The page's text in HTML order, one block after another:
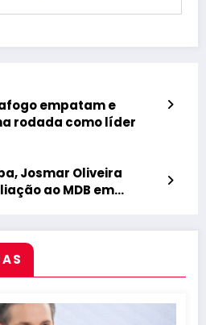
empatam e
rodada como líder
Josmar Oliveira
ao MDB em